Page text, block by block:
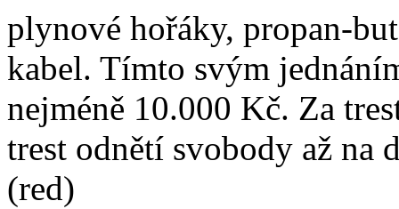
plynové hořáky, propan-
kabel. Tímto svým
nejméně 10.000 Kč. Za
trest odnětí svobody až na
(red)